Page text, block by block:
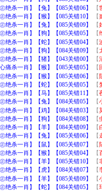
绝杀一肖】【兔】【085关错06】
【
绝杀一肖】【猴】【085关错10】
【
绝杀一肖】【兔】【085关错09】
【
绝杀一肖】【狗】【085关错05】
【
绝杀一肖】【蛇】【085关错04】
【
绝杀一肖】【狗】【084关错09】
【
绝杀一肖】【猪】【043关错00】
【
痛杀一肖】【猴】【085关错05】
【
绝杀一肖】【猴】【085关错06】
【
绝杀一肖】【蛇】【085关错05】
【
绝杀一肖】【马】【085关错11】
【
绝杀一肖】【兔】【084关错05】
【
绝杀一肖】【鸡】【084关错03】
【
绝杀一肖】【狗】【084关错08】
【
绝杀一肖】【羊】【084关错09】
【
绝杀一肖】【兔】【085关错06】
【
绝杀一肖】【鼠】【085关错07】
【
绝杀一肖】【猴】【085关错04】
【
绝杀一肖】【羊】【085关错10】
【
绝杀一肖】【虎】【084关错07】
【
绝杀一肖】【羊】【085关错09】
【
绝杀一肖】【蛇】【084关错05】
【